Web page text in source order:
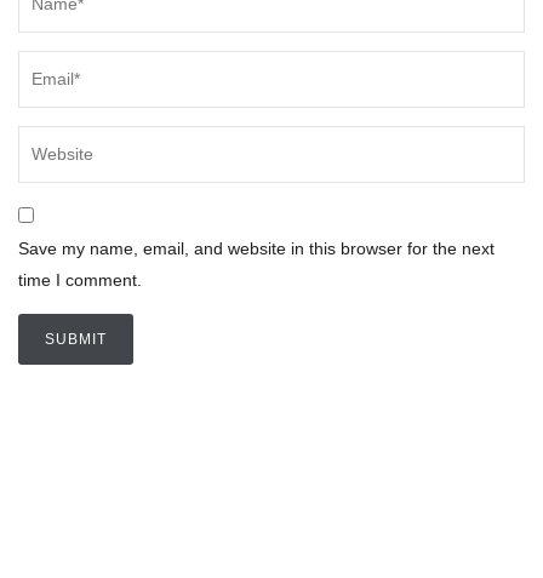
Save my name, email, and website in this browser for the next
time I comment.